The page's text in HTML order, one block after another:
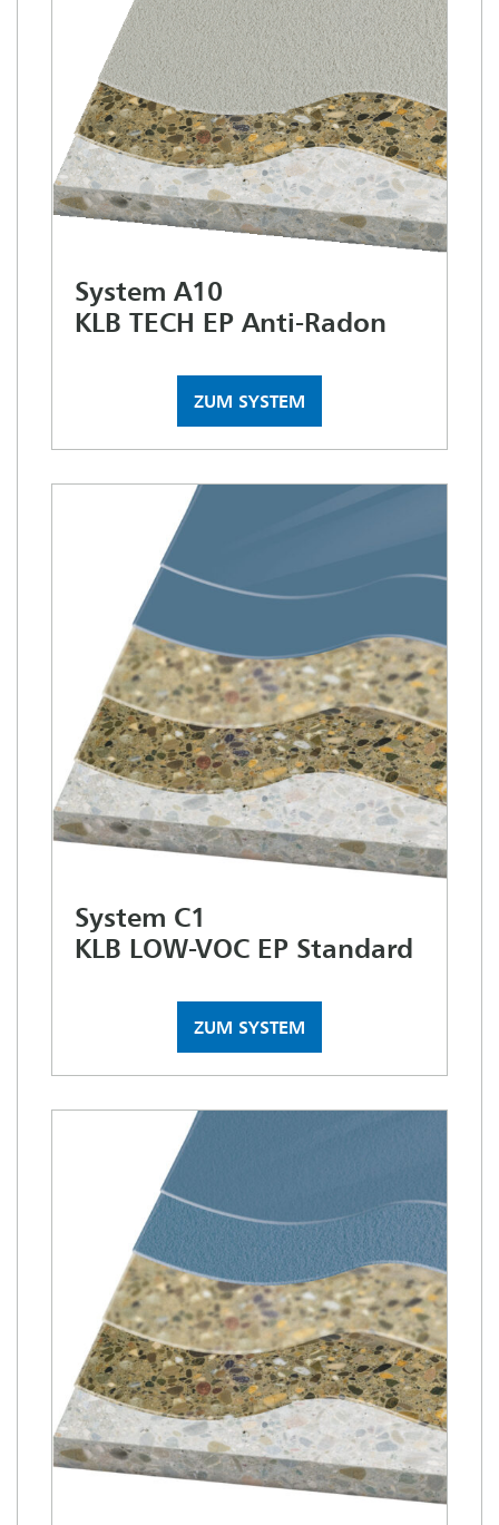
System A10
KLB TECH EP Anti-Radon
ZUM SYSTEM
System C1
KLB LOW-VOC EP Standard
ZUM SYSTEM